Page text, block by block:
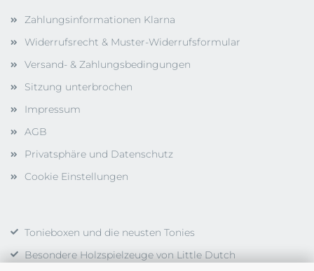
Zahlungsinformationen Klarna
Widerrufsrecht & Muster-Widerrufsformular
Versand- & Zahlungsbedingungen
Sitzung unterbrochen
Impressum
AGB
Privatsphäre und Datenschutz
Cookie Einstellungen
Tonieboxen und die neusten Tonies
Besondere Holzspielzeuge von Little Dutch